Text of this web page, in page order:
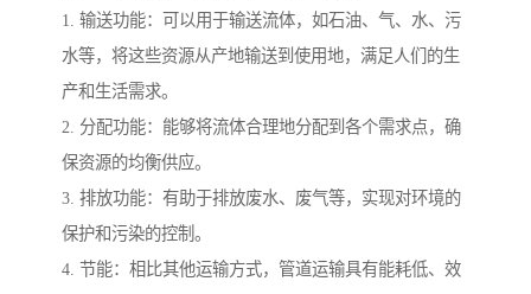
1. 输送功能：可以用于输送流体，如石油、气、水、污
水等，将这些资源从产地输送到使用地，满足人们的生
产和生活需求。
2. 分配功能：能够将流体合理地分配到各个需求点，确
保资源的均衡供应。
3. 排放功能：有助于排放废水、废气等，实现对环境的
保护和污染的控制。
4. 节能：相比其他运输方式，管道运输具有能耗低、效